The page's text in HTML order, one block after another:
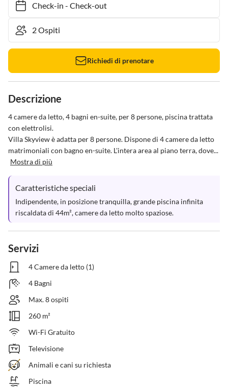
Check-in- Check-out
Richiedi di prenotare
Descrizione
4 camere da letto, 4 bagni en-suite, per 8 persone, piscina trattata
con elettrolisi.
Villa Skyview è adatta per 8 persone. Dispone di 4 camere da letto
matrimoniali con bagno en-suite. L'intera area al piano terra, dove...
Mostra di più
Caratteristiche speciali
Indipendente, in posizione tranquilla, grande piscina infinita
riscaldata di 44m², camere da letto molto spaziose.
Servizi
4 Camere da letto (1)
4 Bagni
Max. 8 ospiti
260 m²
Wi-Fi Gratuito
Televisione
Animali e cani su richiesta
Piscina